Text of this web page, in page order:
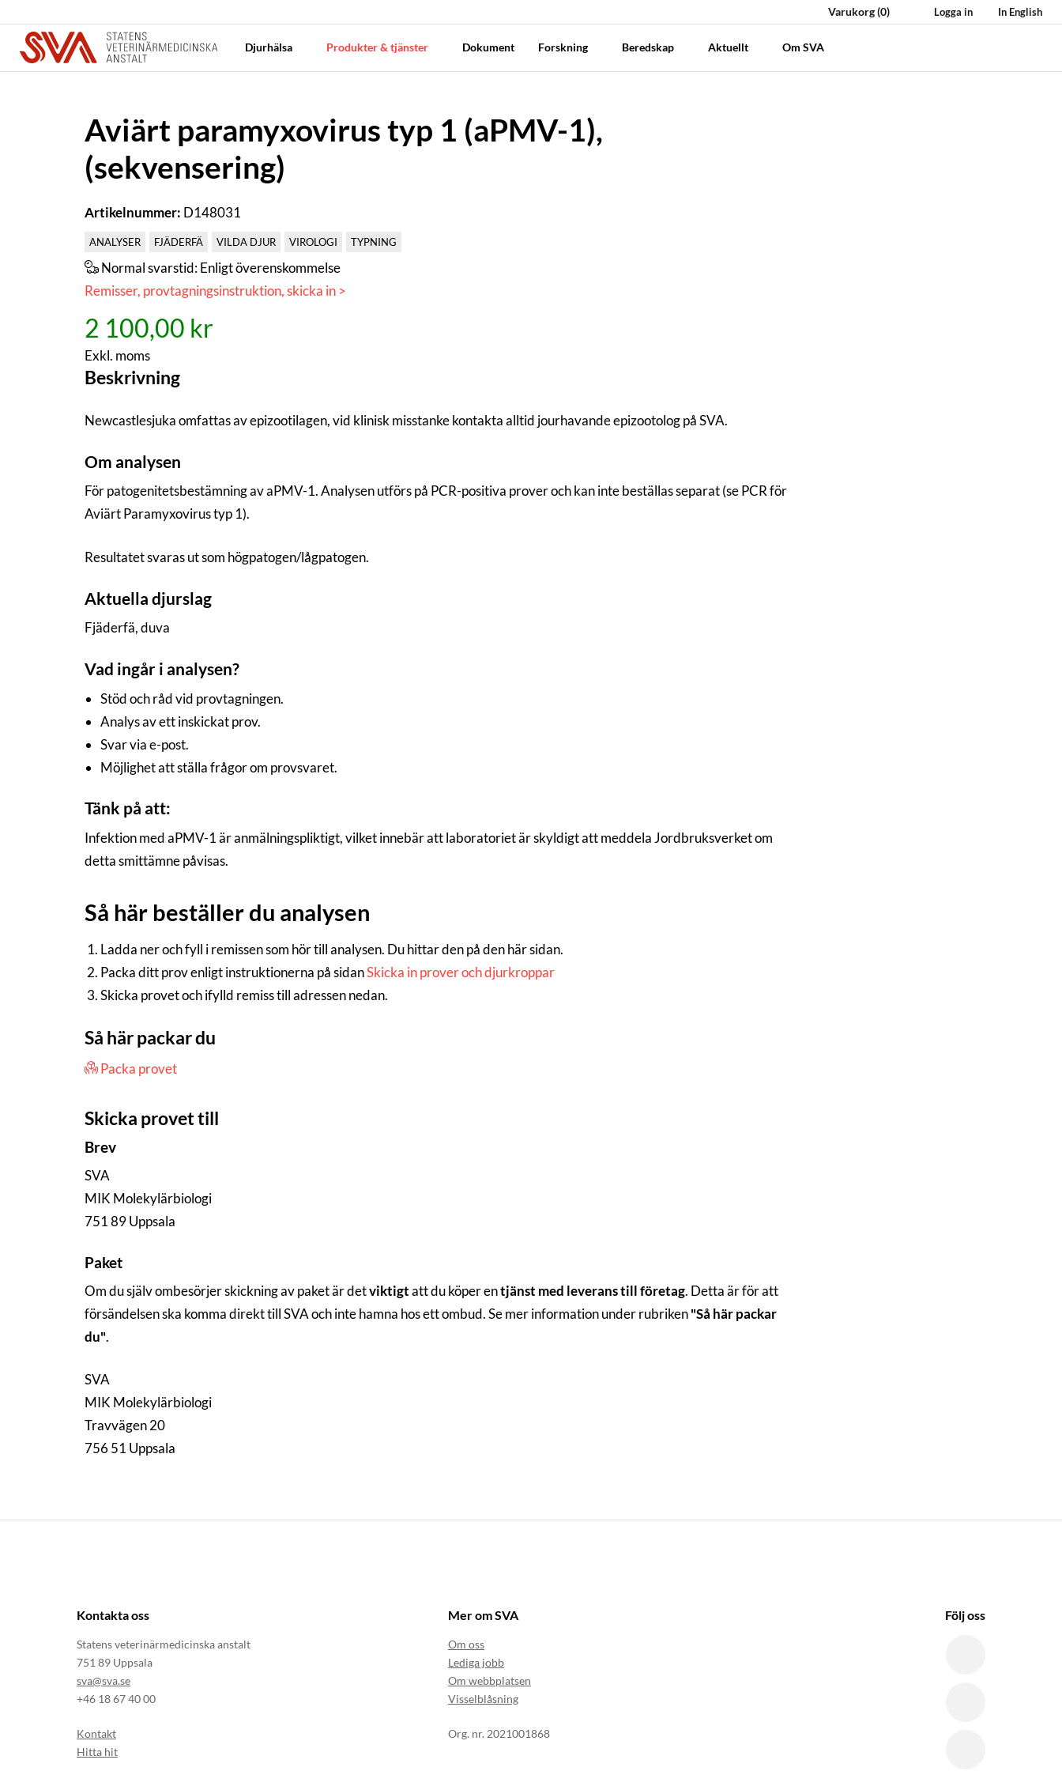
Varukorg(0) Logga in In English
Djurhälsa Produkter & tjänster Dokument Forskning Beredskap Aktuellt Om SVA
Aviärt paramyxovirus typ 1 (aPMV-1),
(sekvensering)
Artikelnummer: D148031
ANALYSER FJÄDERFÄ VILDA DJUR VIROLOGI TYPNING
Normal svarstid:Enligt överenskommelse
Remisser, provtagningsinstruktion, skicka in >
2 100,00 kr
Exkl. moms
Beskrivning
Newcastlesjuka omfattas av epizootilagen, vid klinisk misstanke kontakta alltid jourhavande epizootolog på SVA.
Om analysen
För patogenitetsbestämning av aPMV-1. Analysen utförs på PCR-positiva prover och kan inte beställas separat (se PCR för
Aviärt Paramyxovirus typ 1).
Resultatet svaras ut som högpatogen/lågpatogen.
Aktuella djurslag
Fjäderfä, duva
Vad ingår i analysen?
Stöd och råd vid provtagningen.
Analys av ett inskickat prov.
Svar via e-post.
Möjlighet att ställa frågor om provsvaret.
Tänk på att:
Infektion med aPMV-1 är anmälningspliktigt, vilket innebär att laboratoriet är skyldigt att meddela Jordbruksverket om
detta smittämne påvisas.
Så här beställer du analysen
Ladda ner och fyll i remissen som hör till analysen. Du hittar den på den här sidan.
Packa ditt prov enligt instruktionerna på sidanSkicka in prover och djurkroppar
Skicka provet och ifylld remiss till adressen nedan.
Så här packar du
Packa provet
Skicka provet till
Brev
SVA
MIK Molekylärbiologi
751 89 Uppsala
Paket
Om du själv ombesörjer skickning av paket är detviktigtatt du köper entjänst med leverans till företag. Detta är för att
försändelsen ska komma direkt till SVA och inte hamna hos ett ombud. Se mer information under rubriken"Så här packar
du".
SVA
MIK Molekylärbiologi
Travvägen 20
756 51 Uppsala
Kontakta oss
Statens veterinärmedicinska anstalt
751 89 Uppsala
sva@sva.se
+46 18 67 40 00
Kontakt
Hitta hit
Mer om SVA
Om oss
Lediga jobb
Om webbplatsen
Visselblåsning
Org. nr. 2021001868
Följ oss